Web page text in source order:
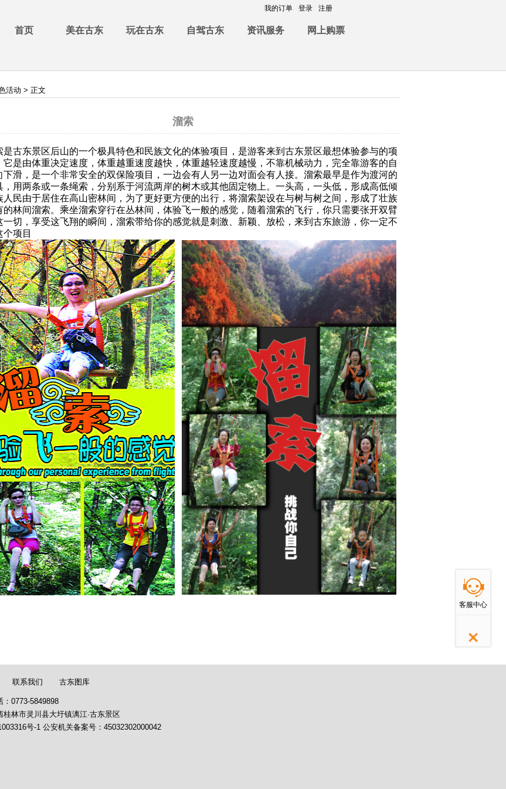
我的订单 登录 注册
首页 美在古东 玩在古东 自驾古东 资讯服务 网上购票
活动 > 正文
溜索
是古东景区后山的一个极具特色和民族文化的体验项目，是游客来到古东景区最想体验参与的项
它是由体重决定速度，体重越重速度越快，体重越轻速度越慢，不靠机械动力，完全靠游客的自
下滑，是一个非常安全的双保险项目，一边会有人另一边对面会有人接。溜索最早是作为渡河的
，用两条或一条绳索，分别系于河流两岸的树木或其他固定物上。一头高，一头低，形成高低倾
人民由于居住在高山密林间，为了更好更方便的出行，将溜索架设在与树与树之间，形成了壮族
的林间溜索。乘坐溜索穿行在丛林间，体验飞一般的感觉，随着溜索的飞行，你只需要张开双臂
一切，享受这飞翔的瞬间，溜索带给你的感觉就是刺激、新颖、放松，来到古东旅游，你一定不
个项目
联系我们 古东图库
：0773-5849898
桂林市灵川县大圩镇漓江·古东景区
号-1 公安机关备案号： 45032302000042
客服中心